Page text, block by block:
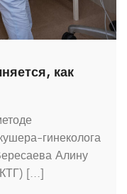
как
гинеколога
Алину
[...]